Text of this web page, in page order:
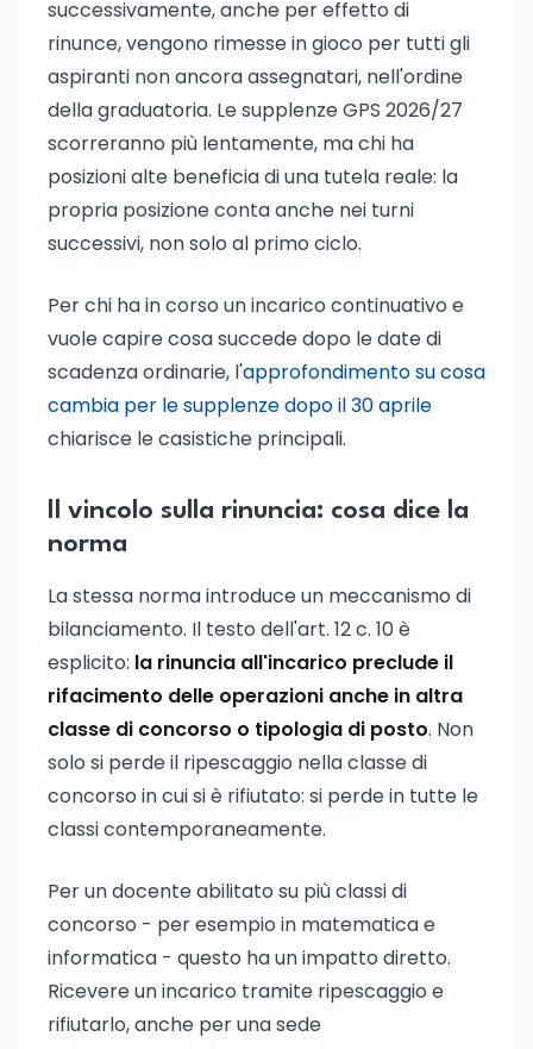
successivamente, anche per effetto di
rinunce, vengono rimesse in gioco per tutti gli
aspiranti non ancora assegnatari, nell'ordine
della graduatoria. Le supplenze GPS 2026/27
scorreranno più lentamente, ma chi ha
posizioni alte beneficia di una tutela reale: la
propria posizione conta anche nei turni
successivi, non solo al primo ciclo.
Per chi ha in corso un incarico continuativo e
vuole capire cosa succede dopo le date di
scadenza ordinarie, l'approfondimento su cosa
cambia per le supplenze dopo il 30 aprile
chiarisce le casistiche principali.
Il vincolo sulla rinuncia: cosa dice la
norma
La stessa norma introduce un meccanismo di
bilanciamento. Il testo dell'art. 12 c. 10 è
esplicito: la rinuncia all'incarico preclude il
rifacimento delle operazioni anche in altra
classe di concorso o tipologia di posto. Non
solo si perde il ripescaggio nella classe di
concorso in cui si è rifiutato: si perde in tutte le
classi contemporaneamente.
Per un docente abilitato su più classi di
concorso - per esempio in matematica e
informatica - questo ha un impatto diretto.
Ricevere un incarico tramite ripescaggio e
rifiutarlo, anche per una sede